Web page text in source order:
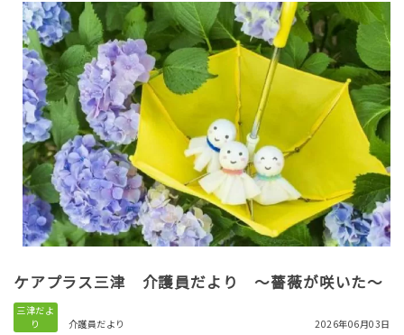
ケアプラス三津 介護員だより ～薔薇が咲いた～
三津だよ
り
介護員だより 2026年06月03日